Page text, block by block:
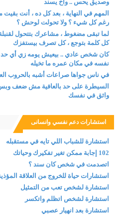
وصديق يحس .. واخ يسند
المهم في النهاية ، بعد كل ده ، أنت
رغم كل شيء ؟ ولا تحولت لوحش ؟
لما تبقى مضغوط ، مشاعرك بتتحول
كل كلمة بتوجع ، كل تصرف بيستفزك
كان شخص عادي .. بيعيش يومه زي أي حد
نفسه في مكان عمره ما تخيله
في ناس جواها صراعات أشبه بالحروب
السيطرة على حد بالعافية مش ضعف
واثق في نفسك
استشارات دعم نفسي وانسانى
استشارة للشباب اللي تايه في مستقبله
102 إجابة ممكن تغير تفكيرك وحياتك
اتصدمت في شخص كان سند ؟
استشارات حياة للخروج من العلاقة
استشارة لشخص تعب من التمثيل
استشارة لشخص اتظلم واتكسر
استشارة بعد انهيار عصبي